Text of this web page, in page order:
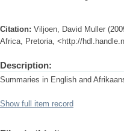
Citation: Viljoen, David Muller
Africa, Pretoria, <http://
Description:
Summaries in English and
Show full item record